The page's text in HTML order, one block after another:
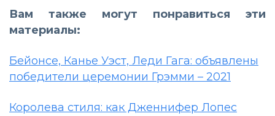
Вам также могут понравиться эти
материалы:
Бейонсе, Канье Уэст, Леди Гага: объявлены
победители церемонии Грэмми – 2021
Королева стиля: как Дженнифер Лопес